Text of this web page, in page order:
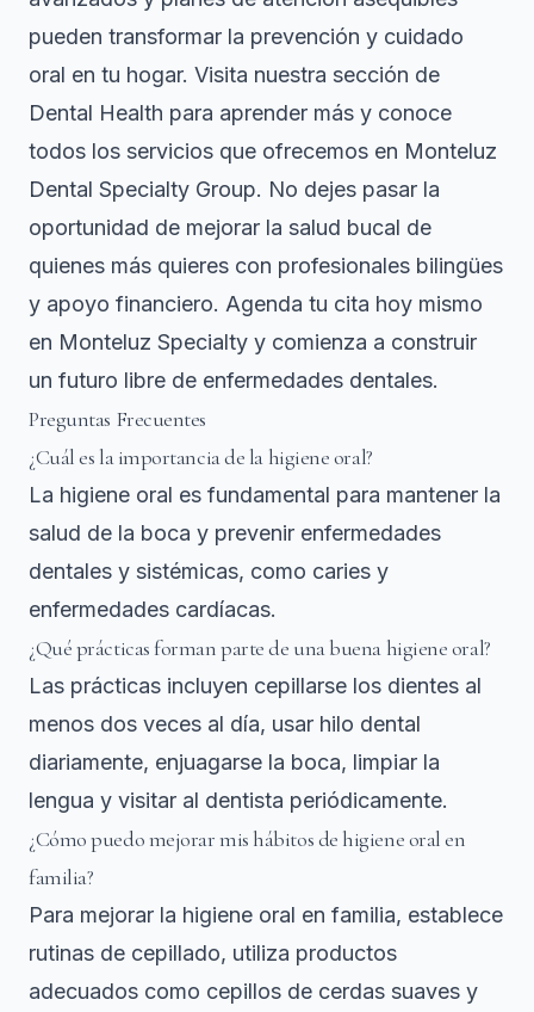
pueden transformar la prevención y cuidado
oral en tu hogar. Visita nuestra sección de
Dental Health para aprender más y conoce
todos los servicios que ofrecemos en Monteluz
Dental Specialty Group. No dejes pasar la
oportunidad de mejorar la salud bucal de
quienes más quieres con profesionales bilingües
y apoyo financiero. Agenda tu cita hoy mismo
en Monteluz Specialty y comienza a construir
un futuro libre de enfermedades dentales.
Preguntas Frecuentes
¿Cuál es la importancia de la higiene oral?
La higiene oral es fundamental para mantener la
salud de la boca y prevenir enfermedades
dentales y sistémicas, como caries y
enfermedades cardíacas.
¿Qué prácticas forman parte de una buena higiene oral?
Las prácticas incluyen cepillarse los dientes al
menos dos veces al día, usar hilo dental
diariamente, enjuagarse la boca, limpiar la
lengua y visitar al dentista periódicamente.
¿Cómo puedo mejorar mis hábitos de higiene oral en
familia?
Para mejorar la higiene oral en familia, establece
rutinas de cepillado, utiliza productos
adecuados como cepillos de cerdas suaves y